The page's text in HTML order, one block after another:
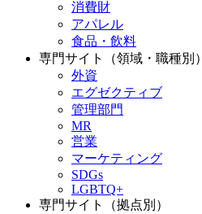
消費財
アパレル
食品・飲料
専門サイト（領域・職種別）
外資
エグゼクティブ
管理部門
MR
営業
マーケティング
SDGs
LGBTQ+
専門サイト（拠点別）